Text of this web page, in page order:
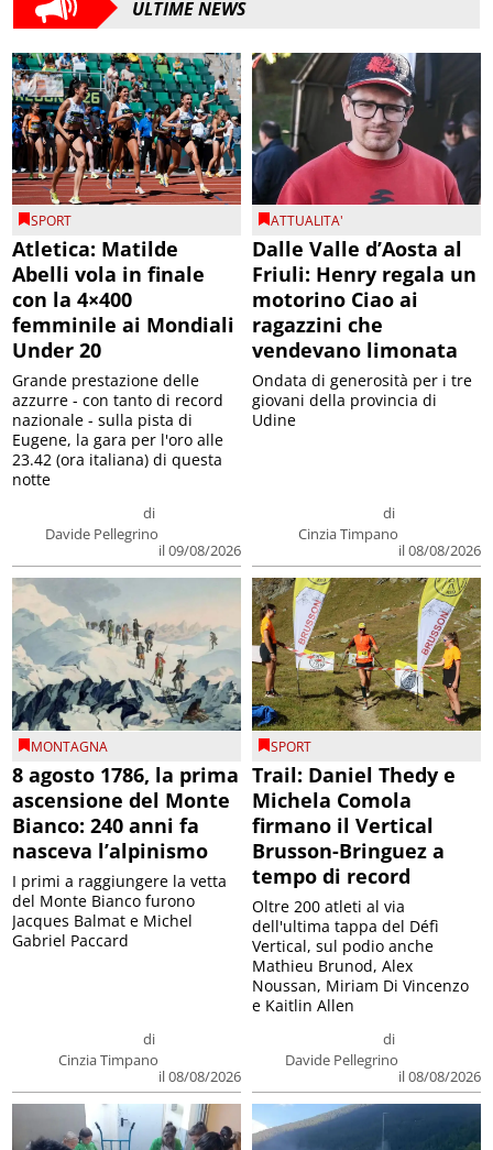
ULTIME NEWS
SPORT
Atletica: Matilde
Abelli vola in finale
con la 4×400
femminile ai Mondiali
Under 20
di
Davide Pellegrino
il 09/08/2026
Grande prestazione delle
azzurre - con tanto di record
nazionale - sulla pista di
Eugene, la gara per l'oro alle
23.42 (ora italiana) di questa
notte
ATTUALITA'
Dalle Valle d’Aosta al
Friuli: Henry regala un
motorino Ciao ai
ragazzini che
vendevano limonata
di
Cinzia Timpano
il 08/08/2026
Ondata di generosità per i tre
giovani della provincia di
Udine
MONTAGNA
8 agosto 1786, la prima
ascensione del Monte
Bianco: 240 anni fa
nasceva l’alpinismo
di
Cinzia Timpano
il 08/08/2026
I primi a raggiungere la vetta
del Monte Bianco furono
Jacques Balmat e Michel
Gabriel Paccard
SPORT
Trail: Daniel Thedy e
Michela Comola
firmano il Vertical
Brusson-Bringuez a
tempo di record
di
Davide Pellegrino
il 08/08/2026
Oltre 200 atleti al via
dell'ultima tappa del Défì
Vertical, sul podio anche
Mathieu Brunod, Alex
Noussan, Miriam Di Vincenzo
e Kaitlin Allen